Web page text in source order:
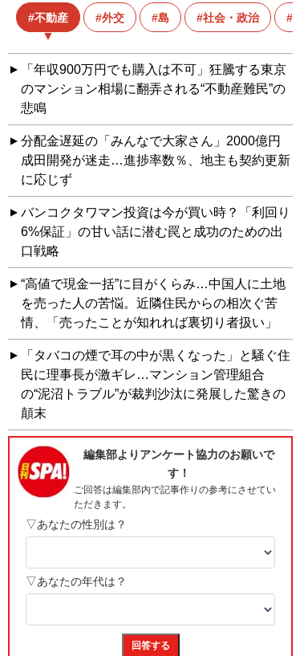
不動産 外交 島 社会・政治
「年収900万円でも購入は不可」狂騰する東京
のマンション相場に翻弄される“不動産難民”の
悲鳴
分配金遅延の「みんなで大家さん」2000億円
成田開発が迷走…進捗率数％、地主も契約更新
に応じず
バンコクタワマン投資は今が買い時？「利回り
6%保証」の甘い話に潜む罠と成功のための出
口戦略
“高値で現金一括”に目がくらみ…中国人に土地
を売った人の苦悩。近隣住民からの相次ぐ苦
情、「売ったことが知れれば裏切り者扱い」
「タバコの煙で耳の中が黒くなった」と騒ぐ住
民に理事長が激ギレ…マンション管理組合
の“泥沼トラブル”が裁判沙汰に発展した驚きの
顛末